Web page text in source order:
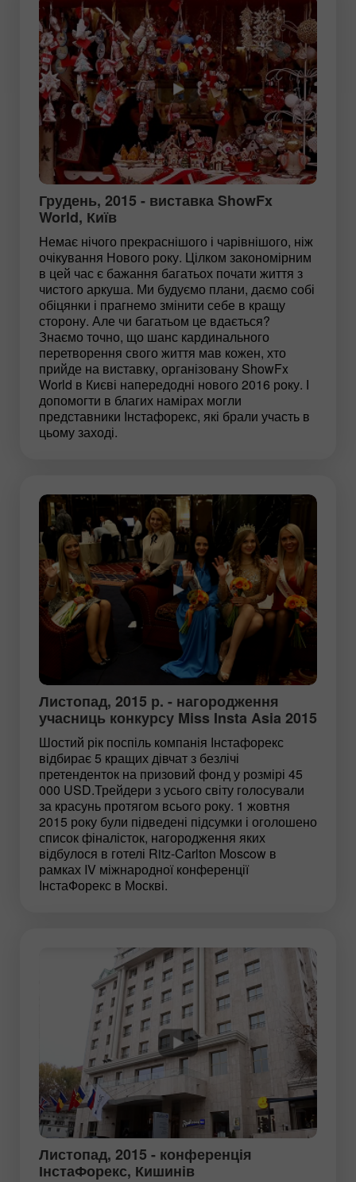
Грудень, 2015 - виставка ShowFx
World, Київ
Немає нічого прекраснішого і чарівнішого, ніж
очікування Нового року. Цілком закономірним
в цей час є бажання багатьох почати життя з
чистого аркуша. Ми будуємо плани, даємо собі
обіцянки і прагнемо змінити себе в кращу
сторону. Але чи багатьом це вдається?
Знаємо точно, що шанс кардинального
перетворення свого життя мав кожен, хто
прийде на виставку, організовану ShowFx
World в Києві напередодні нового 2016 року. І
допомогти в благих намірах могли
представники Інстафорекс, які брали участь в
цьому заході.
Листопад, 2015 р. - нагородження
учасниць конкурсу Miss Insta Asia 2015
Шостий рік поспіль компанія Інстафорекс
відбирає 5 кращих дівчат з безлічі
претенденток на призовий фонд у розмірі 45
000 USD.Трейдери з усього світу голосували
за красунь протягом всього року. 1 жовтня
2015 року були підведені підсумки і оголошено
список фіналісток, нагородження яких
відбулося в готелі Ritz-Carlton Moscow в
рамках IV міжнародної конференції
ІнстаФорекс в Москві.
Листопад, 2015 - конференція
ІнстаФорекс, Кишинів